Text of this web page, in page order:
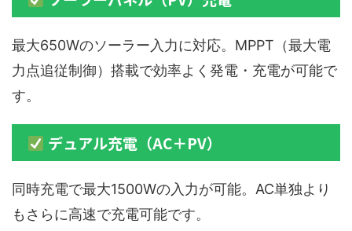
最大650Wのソーラー入力に対応。MPPT（最大電
力点追従制御）搭載で効率よく発電・充電が可能で
す。
デュアル充電（AC＋PV）
同時充電で最大1500Wの入力が可能。AC単独より
もさらに高速で充電可能です。